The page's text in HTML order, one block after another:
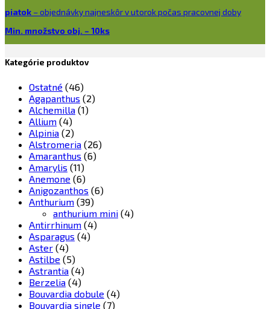
piatok – objednávky najneskôr v utorok počas pracovnej doby
Min. množstvo obj. – 10ks
Kategórie produktov
Ostatné (46)
Agapanthus (2)
Alchemilla (1)
Allium (4)
Alpinia (2)
Alstromeria (26)
Amaranthus (6)
Amarylis (11)
Anemone (6)
Anigozanthos (6)
Anthurium (39)
anthurium mini (4)
Antirrhinum (4)
Asparagus (4)
Aster (4)
Astilbe (5)
Astrantia (4)
Berzelia (4)
Bouvardia dobule (4)
Bouvardia single (7)